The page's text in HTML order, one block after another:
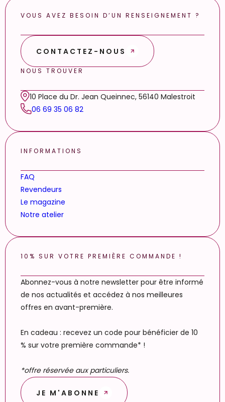
VOUS AVEZ BESOIN D’UN RENSEIGNEMENT ?
CONTACTEZ-NOUS
NOUS TROUVER
10 Place du Dr. Jean Queinnec, 56140 Malestroit
06 69 35 06 82
INFORMATIONS
FAQ
Revendeurs
Le magazine
Notre atelier
10% SUR VOTRE PREMIÈRE COMMANDE !
Abonnez-vous à notre newsletter pour être informé
de nos actualités et accédez à nos meilleures
offres en avant-première.
En cadeau : recevez un code pour bénéficier de 10
% sur votre première commande* !
*offre réservée aux particuliers.
JE M'ABONNE